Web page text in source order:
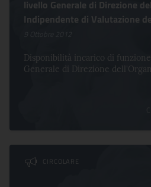
livello Generale di Direzione
Indipendente di Valutazione
Disponibilità incarico di
Generale di Direzione
CIRCOLARE